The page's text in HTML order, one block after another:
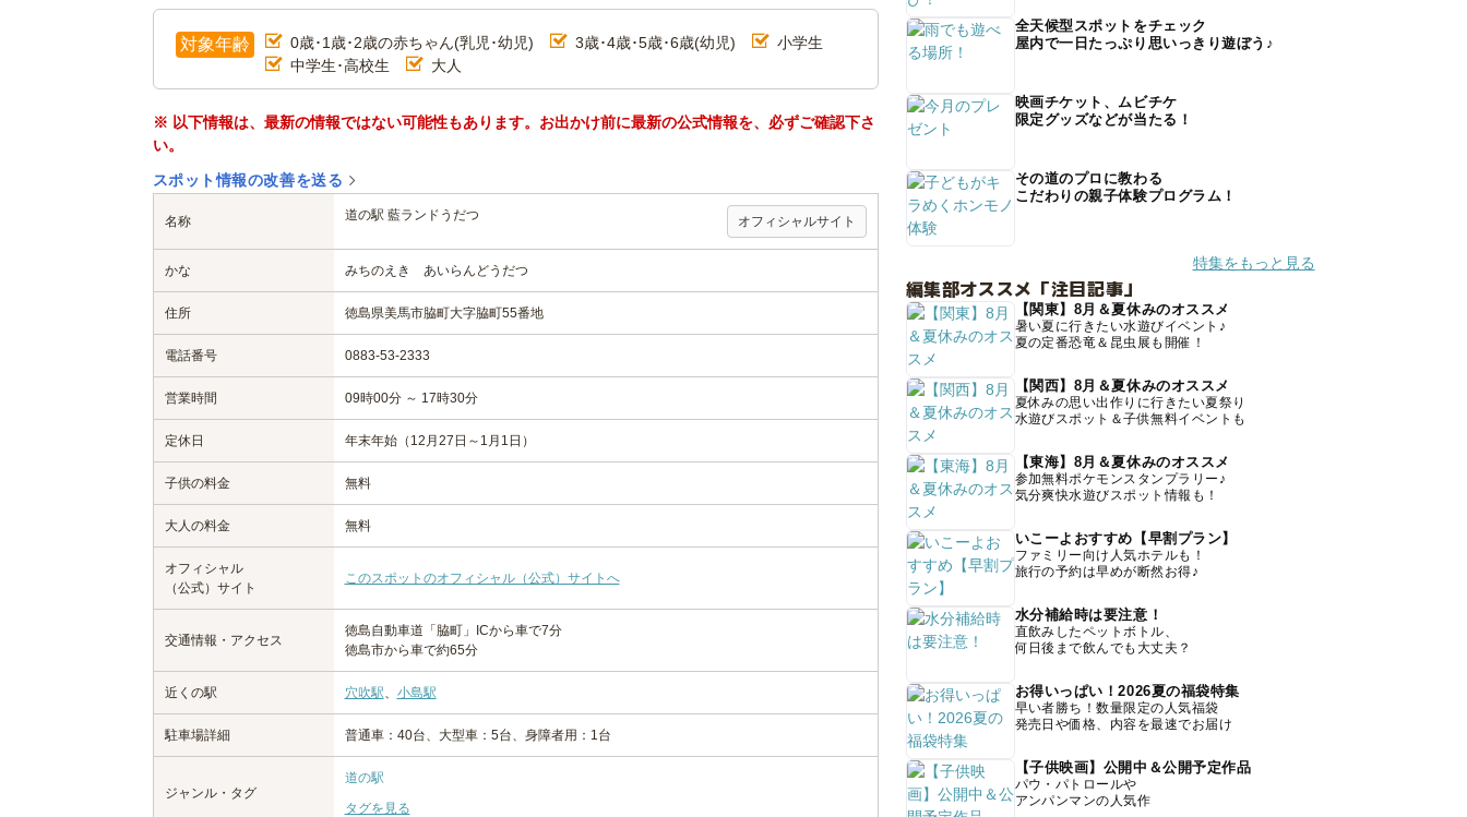
対象年齢 0歳･1歳･2歳の赤ちゃん(乳児･幼児) 3歳･4歳･5歳･6歳(幼児)
小学生
中学生･高校生
大人
※ 以下情報は、最新の情報ではない可能性もあります。お出かけ前に最新の公式情報を、必ずご確認下さ
い。
スポット情報の改善を送る
名称 道の駅 藍ランドうだつ オフィシャルサイト
かな みちのえき あいらんどうだつ
住所 徳島県美馬市脇町大字脇町55番地
電話番号 0883-53-2333
営業時間 09時00分 ～ 17時30分
定休日 年末年始（12月27日～1月1日）
子供の料金 無料
大人の料金 無料
オフィシャル
（公式）サイト
このスポットのオフィシャル（公式）サイトへ
交通情報・アクセス
徳島自動車道「脇町」ICから車で7分
徳島市から車で約65分
近くの駅 穴吹駅、 小島駅
駐車場詳細 普通車：40台、大型車：5台、身障者用：1台
ジャンル・タグ
道の駅
タグを見る
全天候型スポットをチェック
屋内で一日たっぷり思いっきり遊ぼう♪
映画チケット、ムビチケ
限定グッズなどが当たる！
その道のプロに教わる
こだわりの親子体験プログラム！
特集をもっと見る
編集部オススメ「注目記事」
【関東】8月＆夏休みのオススメ
暑い夏に行きたい水遊びイベント♪
夏の定番恐竜＆昆虫展も開催！
【関西】8月＆夏休みのオススメ
夏休みの思い出作りに行きたい夏祭り
水遊びスポット＆子供無料イベントも
【東海】8月＆夏休みのオススメ
参加無料ポケモンスタンプラリー♪
気分爽快水遊びスポット情報も！
いこーよおすすめ【早割プラン】
ファミリー向け人気ホテルも！
旅行の予約は早めが断然お得♪
水分補給時は要注意！
直飲みしたペットボトル、
何日後まで飲んでも大丈夫？
お得いっぱい！2026夏の福袋特集
早い者勝ち！数量限定の人気福袋
発売日や価格、内容を最速でお届け
【子供映画】公開中＆公開予定作品
パウ・パトロールや
アンパンマンの人気作